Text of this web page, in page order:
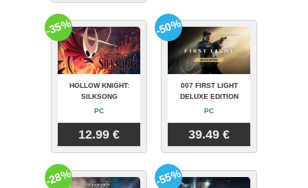
HOLLOW KNIGHT:
SILKSONG
PC
12.99 €
-35%
007 FIRST LIGHT
DELUXE EDITION
PC
39.49 €
-50%
-28% -55%